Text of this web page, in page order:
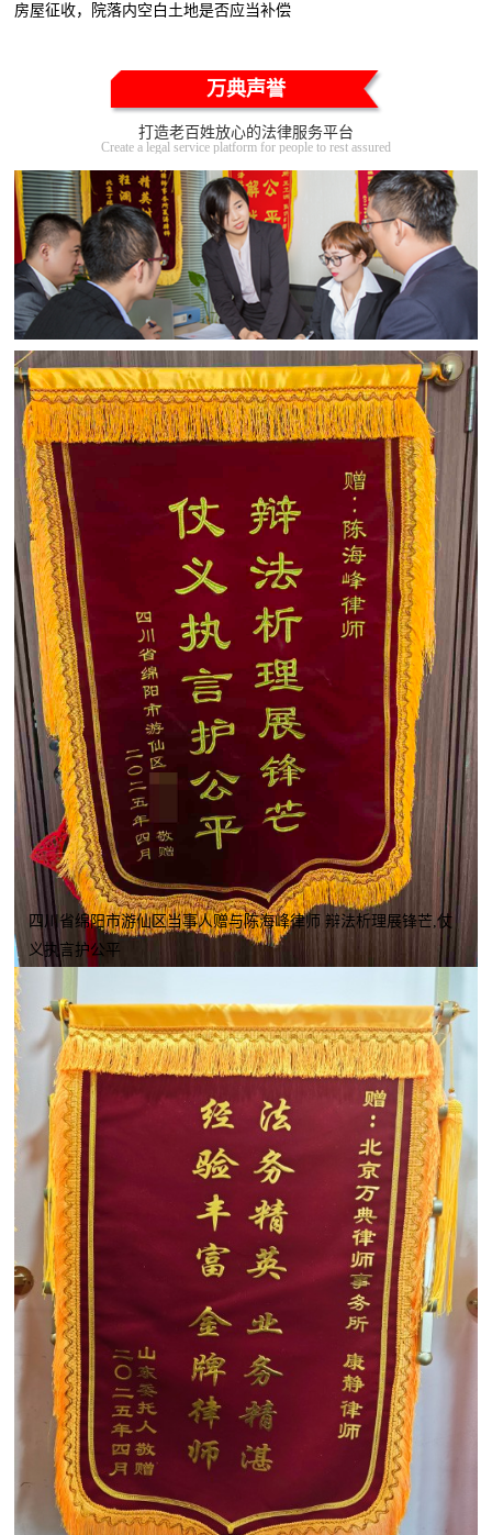
房屋征收，院落内空白土地是否应当补偿
万典声誉
打造老百姓放心的法律服务平台
Create a legal service platform for people to rest assured
四川省绵阳市游仙区当事人赠与陈海峰律师 辩法析理展锋芒,仗
义执言护公平